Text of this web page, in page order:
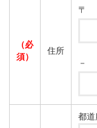
（必
須）
住所
〒
－
都道